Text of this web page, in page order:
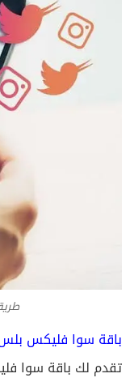
باقة سوا فليكس بلس
تقدم لك باقة سوا